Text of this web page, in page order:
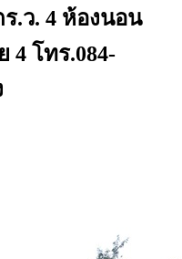
.ว. 4 ห้องนอน
โทร.084-